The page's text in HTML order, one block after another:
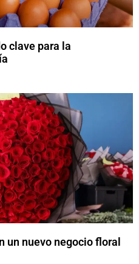
clave para la
un nuevo negocio floral